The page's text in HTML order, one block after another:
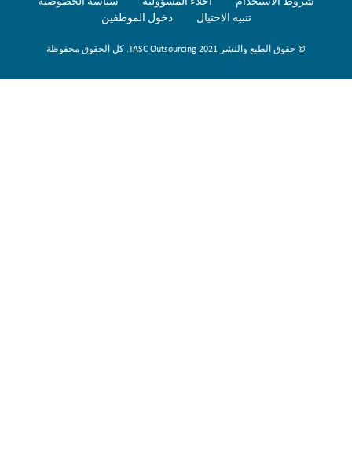
© حقوق الطبع والنشر 2021 TASC Outsourcing. كل الحقوق محفوظة
تنبيه الاحتيال
دخول الموظفين